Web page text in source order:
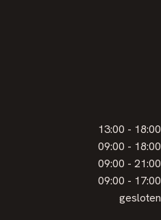
13:00 - 18:00
09:00 - 18:00
09:00 - 21:00
09:00 - 17:00
gesloten